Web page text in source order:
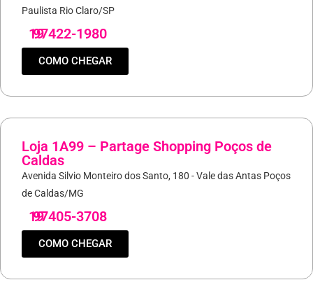
Paulista Rio Claro/SP
19
97422-1980
COMO CHEGAR
Loja 1A99 – Partage Shopping Poços de
Caldas
Avenida Silvio Monteiro dos Santo, 180 - Vale das Antas Poços
de Caldas/MG
19
97405-3708
COMO CHEGAR